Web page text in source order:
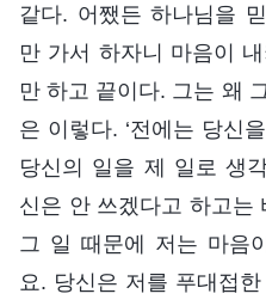
같다. 어쨌든 하나님을
만 가서 하자니 마음이
만 하고 끝이다. 그는 왜
은 이렇다. ‘전에는 당신
당신의 일을 제 일로 생
신은 안 쓰겠다고 하고는
그 일 때문에 저는 마음
요. 당신은 저를 푸대접